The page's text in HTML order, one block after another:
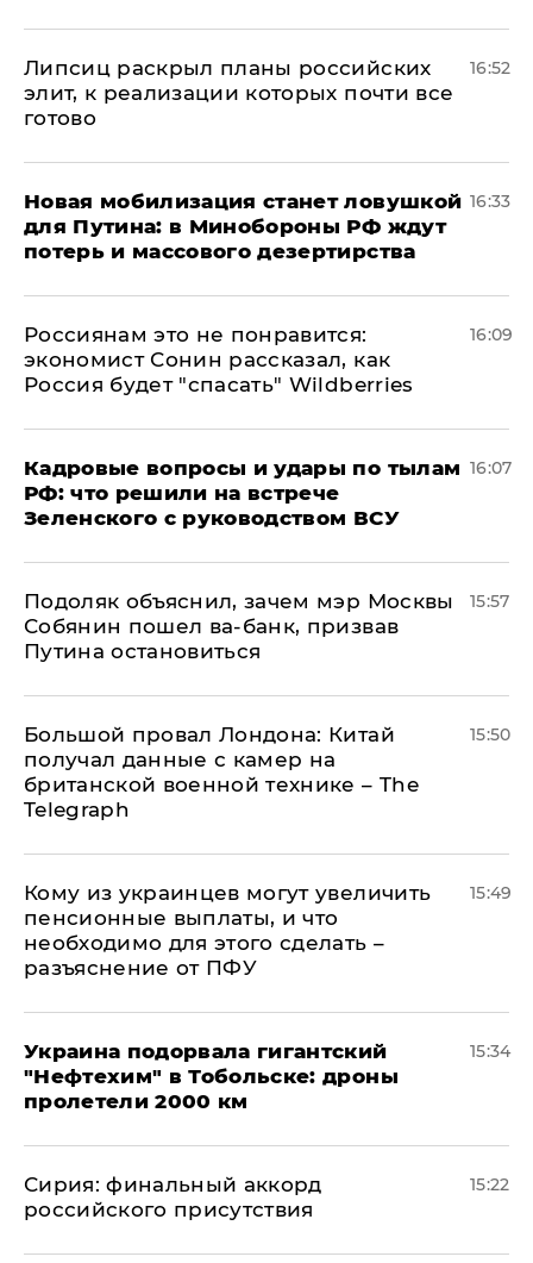
Липсиц раскрыл планы российских
элит, к реализации которых почти все
готово
16:52
​Новая мобилизация станет ловушкой
для Путина: в Минобороны РФ ждут
потерь и массового дезертирства
16:33
Россиянам это не понравится:
экономист Сонин рассказал, как
Россия будет "спасать" Wildberries
16:09
Кадровые вопросы и удары по тылам
РФ: что решили на встрече
Зеленского с руководством ВСУ
16:07
Подоляк объяснил, зачем мэр Москвы
Собянин пошел ва-банк, призвав
Путина остановиться
15:57
Большой провал Лондона: Китай
получал данные с камер на
британской военной технике – The
Telegraph
15:50
Кому из украинцев могут увеличить
пенсионные выплаты, и что
необходимо для этого сделать –
разъяснение от ПФУ
15:49
Украина подорвала гигантский
"Нефтехим" в Тобольске: дроны
пролетели 2000 км
15:34
​Сирия: финальный аккорд
российского присутствия
15:22